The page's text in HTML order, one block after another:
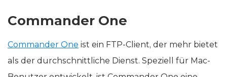
Commander One
Commander One ist ein FTP-Client, der mehr bietet
als der durchschnittliche Dienst. Speziell für Mac-